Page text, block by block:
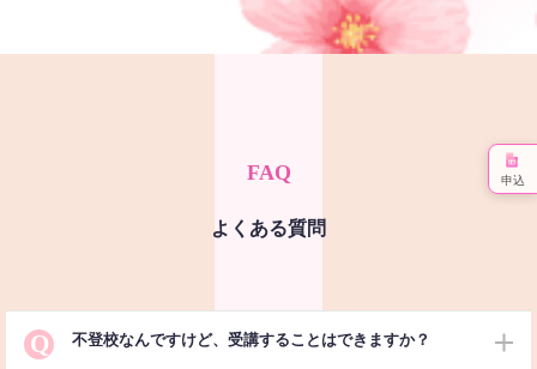
FAQ
よくある質問
Q 不登校なんですけど、受講することはできますか？
申込